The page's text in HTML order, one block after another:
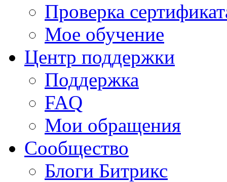
Проверка
Мое обучение
Центр поддержки
Поддержка
FAQ
Мои обращения
Сообщество
Блоги Битрикс